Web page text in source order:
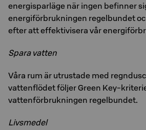
energisparläge när ingen befinner
energiförbrukningen regelbundet
efter att effektivisera vår
Spara vatten
Våra rum är utrustade med
vattenflödet följer Green Key-
vattenförbrukningen regelbundet.
Livsmedel